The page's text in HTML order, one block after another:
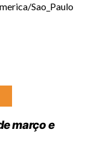
Sao_Paulo
março e